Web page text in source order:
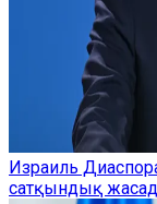
Израиль
сатқындық